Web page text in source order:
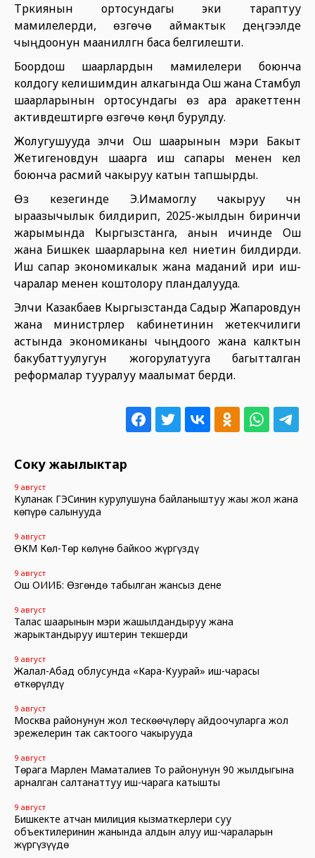
Түркиянын ортосундагы эки тараптуу
мамилелерди, өзгөчө аймактык деңгээлде
чыңдоонун маанилүүлүгүн баса белгилешти.
Боордош шаарлардын мамилелери боюнча
колдогу келишимдин алкагында Ош жана Стамбул
шаарларынын ортосундагы өз ара аракеттенүүнү
активдештирүүгө өзгөчө көңүл бурулду.
Жолугушууда элчи Ош шаарынын мэри Бакыт
Жетигеновдун шаарга иш сапары менен келүү
боюнча расмий чакыруу катын тапшырды.
Өз кезегинде Э.Имамоглу чакыруу үчүн
ыраазычылык билдирип, 2025-жылдын биринчи
жарымында Кыргызстанга, анын ичинде Ош
жана Бишкек шаарларына келүү ниетин билдирди.
Иш сапар экономикалык жана маданий ири иш-
чаралар менен коштолору пландалууда.
Элчи Казакбаев Кыргызстанда Садыр Жапаровдун
жана министрлер кабинетинин жетекчилиги
астында экономиканы чыңдоого жана калктын
бакубаттуулугун жогорулатууга багытталган
реформалар тууралуу маалымат берди.
Соңку жаңылыктар
9 август
Куланак ГЭСинин курулушуна байланыштуу жаңы жол жана
көпүрө салынууда
9 август
ӨКМ Көл-Төр көлүнө байкоо жүргүздү
9 август
Ош ОИИБ: Өзгөндө табылган жансыз дене
9 август
Талас шаарынын мэри жашылдандыруу жана
жарыктандыруу иштерин текшерди
9 август
Жалал-Абад облусунда «Кара-Куурай» иш-чарасы
өткөрүлдү
9 август
Москва районунун жол тескөөчүлөрү айдоочуларга жол
эрежелерин так сактоого чакырууда
9 август
Төрага Марлен Маматалиев Тоң районунун 90 жылдыгына
арналган салтанаттуу иш-чарага катышты
9 август
Бишкекте атчан милиция кызматкерлери суу
объектилеринин жанында алдын алуу иш-чараларын
жүргүзүүдө